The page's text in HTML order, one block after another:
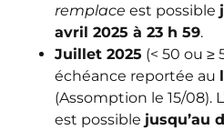
remplace est possible
avril 2025 à 23 h 59.
Juillet 2025 (< 50 ou ≥
échéance reportée au
(Assomption le 15/08).
est possible jusqu’au